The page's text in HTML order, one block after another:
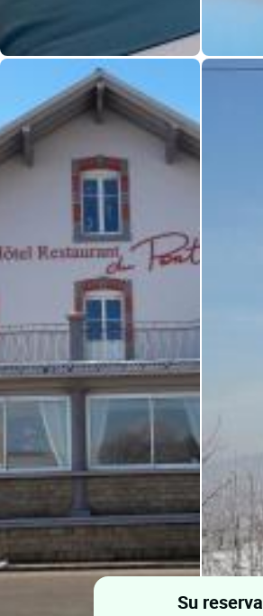
Su reserva